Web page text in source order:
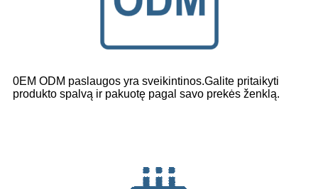
0EM ODM paslaugos yra sveikintinos.Galite pritaikyti
produkto spalvą ir pakuotę pagal savo prekės ženklą.